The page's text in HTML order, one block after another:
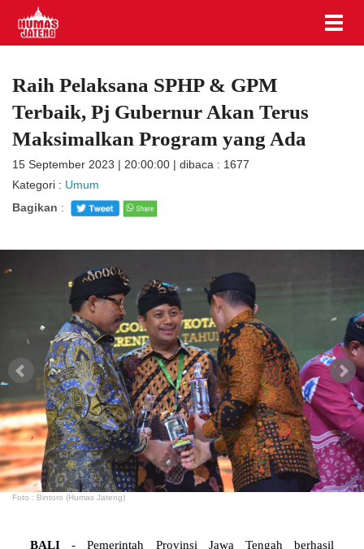
Raih Pelaksana SPHP & GPM
Terbaik, Pj Gubernur Akan Terus
Maksimalkan Program yang Ada
15 September 2023 | 20:00:00 | dibaca : 1677
Kategori : Umum
Bagikan :
Foto : Bintoro (Humas Jateng)
BALI- Pemerintah Provinsi Jawa Tengah berhasil